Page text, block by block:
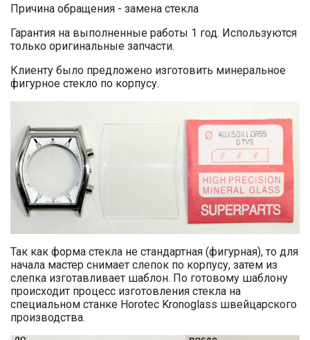
Причина обращения - замена стекла
Гарантия на выполненные работы 1 год. Используются
только оригинальные запчасти.
Клиенту было предложено изготовить минеральное
фигурное стекло по корпусу.
Так как форма стекла не стандартная (фигурная), то для
начала мастер снимает слепок по корпусу, затем из
слепка изготавливает шаблон. По готовому шаблону
происходит процесс изготовления стекла на
специальном станке Horotec Kronoglass швейцарского
производства.